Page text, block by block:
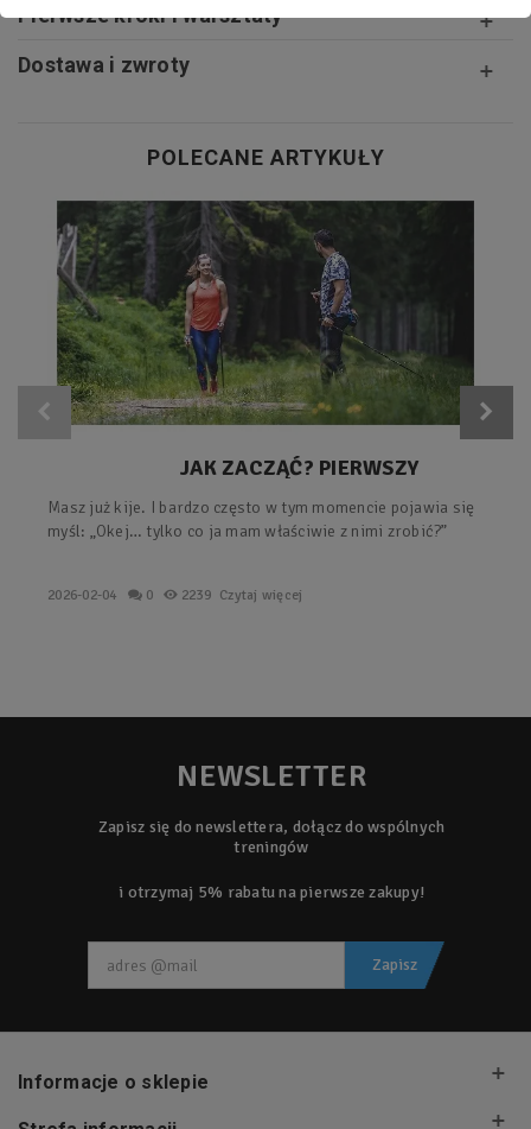
Pierwsze kroki i warsztaty
Dostawa i zwroty
POLECANE ARTYKUŁY
JAK ZACZĄĆ? PIERWSZY
PLAN KROK PO KROKU.
Masz już kije. I bardzo często w tym momencie pojawia się
myśl: „Okej… tylko co ja mam właściwie z nimi zrobić?”
2026-02-04 0 2239 Czytaj więcej
NEWSLETTER
Zapisz się do newslettera, dołącz do wspólnych
treningów
i otrzymaj 5% rabatu na pierwsze zakupy!
Zapisz
Informacje o sklepie